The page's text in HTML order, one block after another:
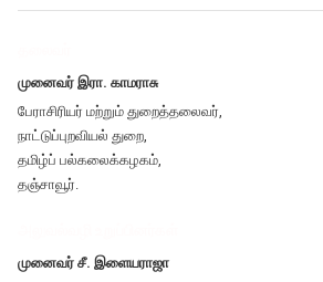
முனைவர் இரா. காமராசு
பேராசிரியர் மற்றும் துறைத்தலைவர்,
நாட்டுப்புறவியல் துறை,
தமிழ்ப் பல்கலைக்கழகம்,
தஞ்சாவூர்.
முனைவர் சீ. இளையராஜா